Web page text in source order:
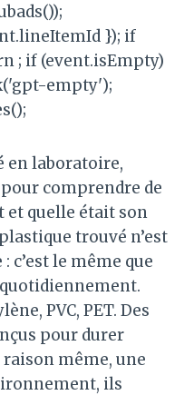
}); if
; if (event.isEmpty)
empty');
en laboratoire,
comprendre de
quelle était son
trouvé n’est
c’est le même que
PVC, PET. Des
pour durer
même, une
ils